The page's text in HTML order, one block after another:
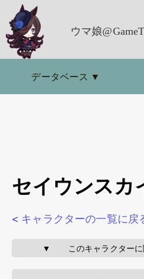
ウマ娘
データベース ▼
セイウンスカ
< キャラクターの一覧に戻
▼       このキャラクター